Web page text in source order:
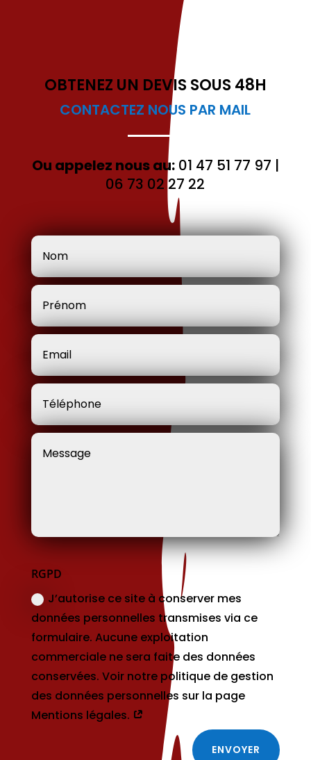
OBTENEZ UN DEVIS SOUS 48H
CONTACTEZ NOUS PAR MAIL
Ou appelez nous au:01 47 51 77 97 |
06 73 02 27 22
RGPD
J’autorise ce site à conserver mes
données personnelles transmises via ce
formulaire. Aucune exploitation
commerciale ne sera faite des données
conservées. Voir notre politique de gestion
des données personnelles sur la page
Mentions légales.
ENVOYER